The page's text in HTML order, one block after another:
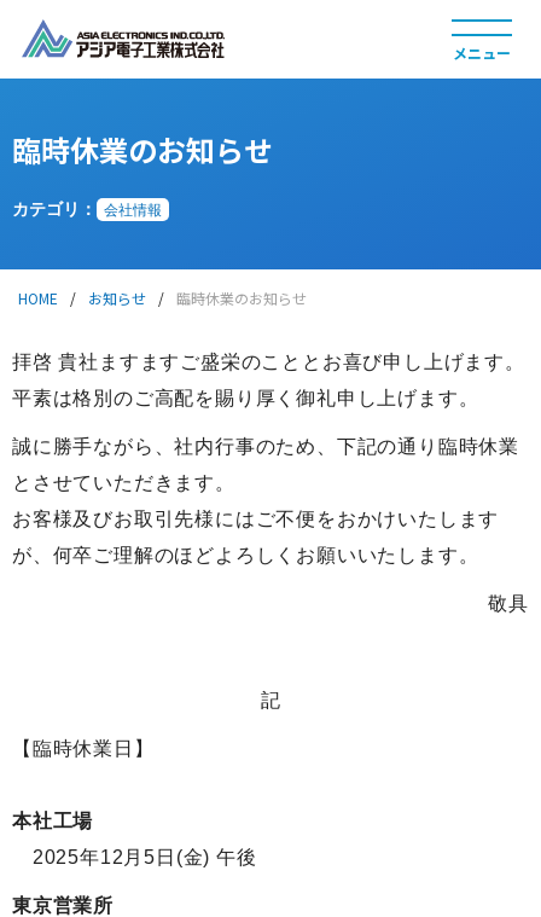
お問い合わせ
臨時休業のお知らせ
カテゴリ： 会社情報
HOME / お知らせ / 臨時休業のお知らせ
拝啓 貴社ますますご盛栄のこととお喜び申し上げます。
平素は格別のご高配を賜り厚く御礼申し上げます。
誠に勝手ながら、社内行事のため、下記の通り臨時休業
とさせていただきます。
お客様及びお取引先様にはご不便をおかけいたします
が、何卒ご理解のほどよろしくお願いいたします。
敬具
記
【臨時休業日】
本社工場
2025年12月5日(金) 午後
東京営業所